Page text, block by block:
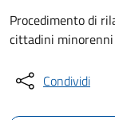
Procedimento di
cittadini minorenni
Condividi